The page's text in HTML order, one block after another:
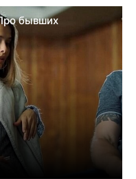
в его воспоминаниях о
бывших